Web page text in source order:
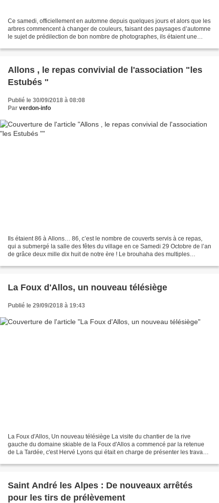
Ce samedi, officiellement en automne depuis quelques jours et alors que les
arbres commencent à changer de couleurs, faisant des paysages d’automne
le sujet de prédilection de bon nombre de photographes, ils étaient une
Allons , le repas convivial de l'association "les
Estubés "
Publié le 30/09/2018 à 08:08
Par verdon-info
Ils étaient 86 à Allons… 86, c’est le nombre de couverts servis à ce repas,
qui a submergé la salle des fêtes du village en ce Samedi 29 Octobre de l’an
de grâce deux mille dix huit de notre ère ! Le brouhaha des multiples
La Foux d'Allos, un nouveau télésiège
Publié le 29/09/2018 à 19:43
La Foux d'Allos, Un nouveau télésiège La visite du chantier de la rive
gauche du domaine skiable de la Foux d'Allos a commencé par la retenue
de La Tardée, c'est Hervé Lyons qui était en charge de présenter les travaux
Saint André les Alpes : De nouveaux arrêtés
pour les tirs de prélèvement